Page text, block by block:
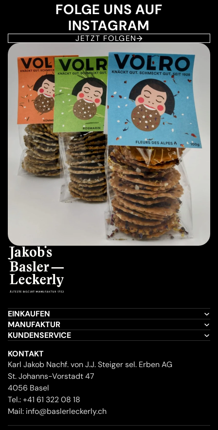
FOLGE UNS AUF
INSTAGRAM
JETZT FOLGEN
EINKAUFEN
MANUFAKTUR
KUNDENSERVICE
KONTAKT
Karl Jakob Nachf. von J.J. Steiger sel. Erben AG
St. Johanns-Vorstadt 47
4056 Basel
Tel.:+41 61 322 08 18
Mail: info@baslerleckerly.ch